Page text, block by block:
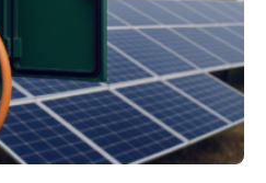
von rund 2,9
Millionen Euro durch das
und…